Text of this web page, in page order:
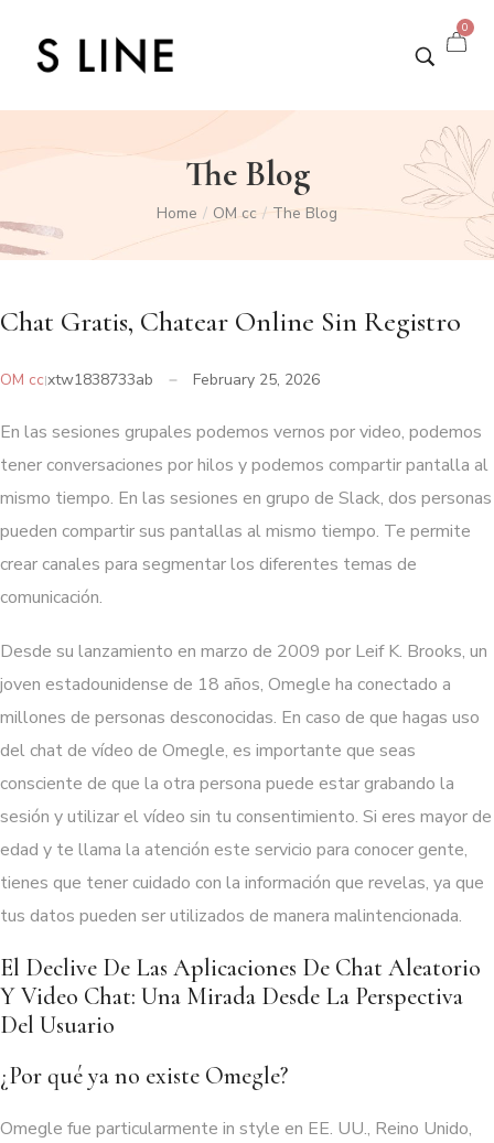
0
The Blog
Home / OM cc / The Blog
Chat Gratis, Chatear Online Sin Registro
OM cc xtw1838733ab February 25, 2026
En las sesiones grupales podemos vernos por video, podemos
tener conversaciones por hilos y podemos compartir pantalla al
mismo tiempo. En las sesiones en grupo de Slack, dos personas
pueden compartir sus pantallas al mismo tiempo. Te permite
crear canales para segmentar los diferentes temas de
comunicación.
Desde su lanzamiento en marzo de 2009 por Leif K. Brooks, un
joven estadounidense de 18 años, Omegle ha conectado a
millones de personas desconocidas. En caso de que hagas uso
del chat de vídeo de Omegle, es importante que seas
consciente de que la otra persona puede estar grabando la
sesión y utilizar el vídeo sin tu consentimiento. Si eres mayor de
edad y te llama la atención este servicio para conocer gente,
tienes que tener cuidado con la información que revelas, ya que
tus datos pueden ser utilizados de manera malintencionada.
El Declive De Las Aplicaciones De Chat Aleatorio
Y Video Chat: Una Mirada Desde La Perspectiva
Del Usuario
¿Por qué ya no existe Omegle?
Omegle fue particularmente in style en EE. UU., Reino Unido,